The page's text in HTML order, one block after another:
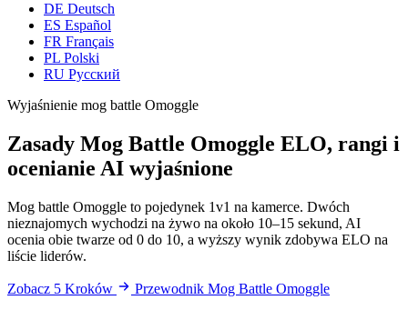
DE Deutsch
ES Español
FR Français
PL Polski
RU Русский
Wyjaśnienie mog battle Omoggle
Zasady Mog Battle Omoggle ELO, rangi i
ocenianie AI wyjaśnione
Mog battle Omoggle to pojedynek 1v1 na kamerce. Dwóch
nieznajomych wychodzi na żywo na około 10–15 sekund, AI
ocenia obie twarze od 0 do 10, a wyższy wynik zdobywa ELO na
liście liderów.
Zobacz 5 Kroków
Przewodnik Mog Battle Omoggle